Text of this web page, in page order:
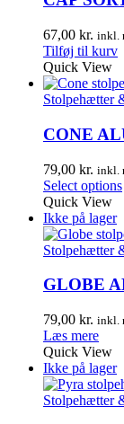
67,00 kr. inkl.
Tilføj til kurv
Quick View
Stolpehætter
CONE
79,00 kr. inkl.
Select options
Quick View
Ikke på lager
Stolpehætter
GLOBE
79,00 kr. inkl.
Læs mere
Quick View
Ikke på lager
Stolpehætter